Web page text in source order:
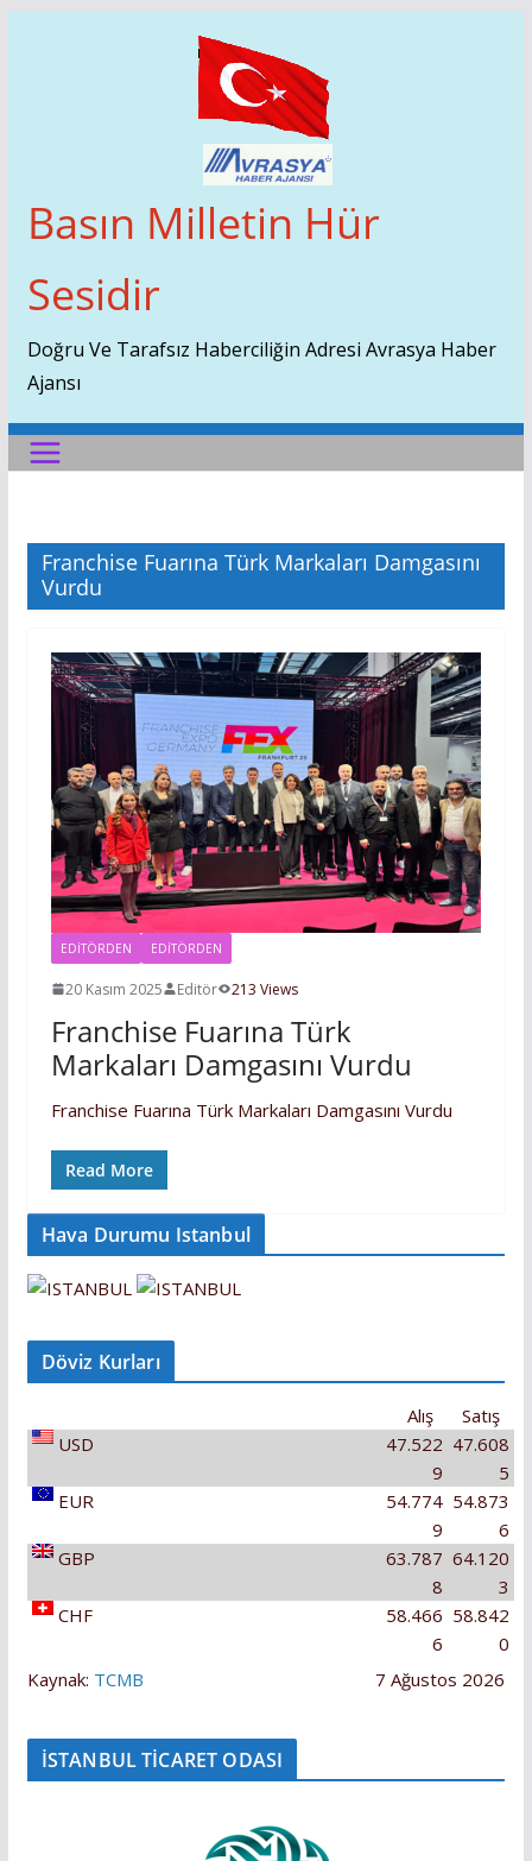
Basın Milletin Hür
Sesidir
Doğru Ve Tarafsız Haberciliğin Adresi Avrasya Haber
Ajansı
Franchise Fuarına Türk Markaları Damgasını
Vurdu
EDITÖRDEN EDİTÖRDEN
20 Kasım 2025 Editör 213 Views
Franchise Fuarına Türk
Markaları Damgasını Vurdu
Franchise Fuarına Türk Markaları Damgasını Vurdu
Read More
Hava Durumu Istanbul
Döviz Kurları
Satış
Alış
USD
47.608
5
47.522
9
EUR
54.873
6
54.774
9
GBP
64.120
3
63.787
8
CHF
58.842
0
58.466
6
Kaynak: TCMB 7 Ağustos 2026
İSTANBUL TİCARET ODASI